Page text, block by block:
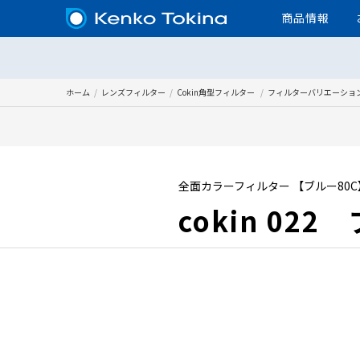
商品情報
ホーム レンズフィルター Cokin角型フィルター フィルターバリエーショ
全面カラーフィルター 【ブルー
cokin 022